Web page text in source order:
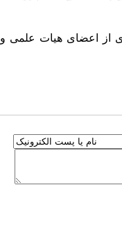
از اعضای هیات علمی و